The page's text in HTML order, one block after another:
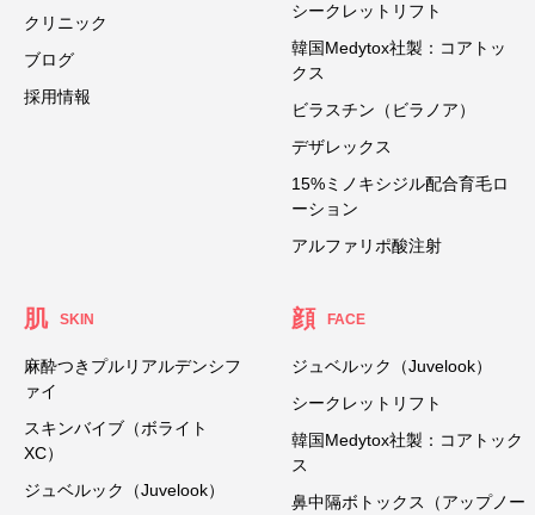
クリニック
ブログ
採用情報
シークレットリフト
韓国Medytox社製：コアトッ
クス
ビラスチン（ビラノア）
デザレックス
15%ミノキシジル配合育毛ロ
ーション
アルファリポ酸注射
肌 SKIN
麻酔つきプルリアルデンシフ
ァイ
スキンバイブ（ボライト
XC）
ジュベルック（Juvelook）
顔 FACE
ジュベルック（Juvelook）
シークレットリフト
韓国Medytox社製：コアトック
ス
鼻中隔ボトックス（アップノー